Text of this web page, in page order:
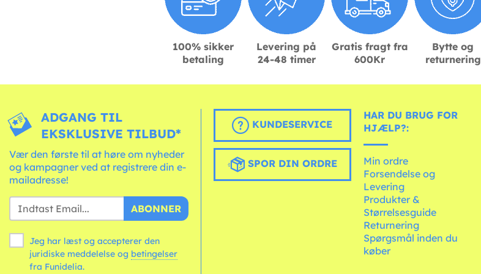
100% sikker
betaling
Levering på
24-48 timer
Gratis fragt fra
600Kr
Bytte og
returnering
ADGANG TIL
EKSKLUSIVE TILBUD*
Vær den første til at høre om nyheder
og kampagner ved at registrere din e-
mailadresse!
ABONNER
Jeg har læst og accepterer den
juridiske meddelelse og betingelser
fra Funidelia.
KUNDESERVICE
SPOR DIN ORDRE
HAR DU BRUG FOR
HJÆLP?:
Min ordre
Forsendelse og
Levering
Produkter &
Størrelsesguide
Returnering
Spørgsmål inden du
køber